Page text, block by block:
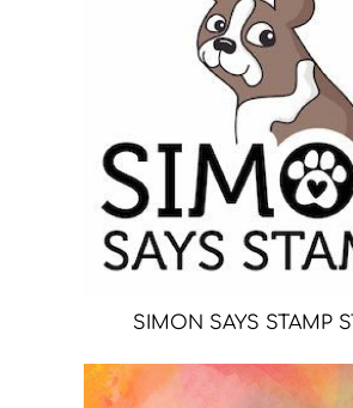
SIMON SAYS STAMP